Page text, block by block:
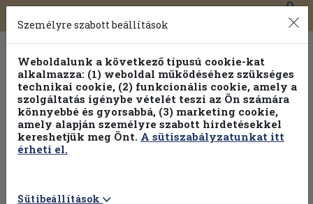
Toggle
navigation
0
Személyre szabott beállítások
Weboldalunk a következő típusú cookie-kat
alkalmazza: (1) weboldal működéséhez szükséges
technikai cookie, (2) funkcionális cookie, amely a
szolgáltatás igénybe vételét teszi az Ön számára
könnyebbé és gyorsabbá, (3) marketing cookie,
amely alapján személyre szabott hirdetésekkel
kereshetjük meg Önt. A sütiszabályzatunkat itt
érheti el.
Sütibeállítások